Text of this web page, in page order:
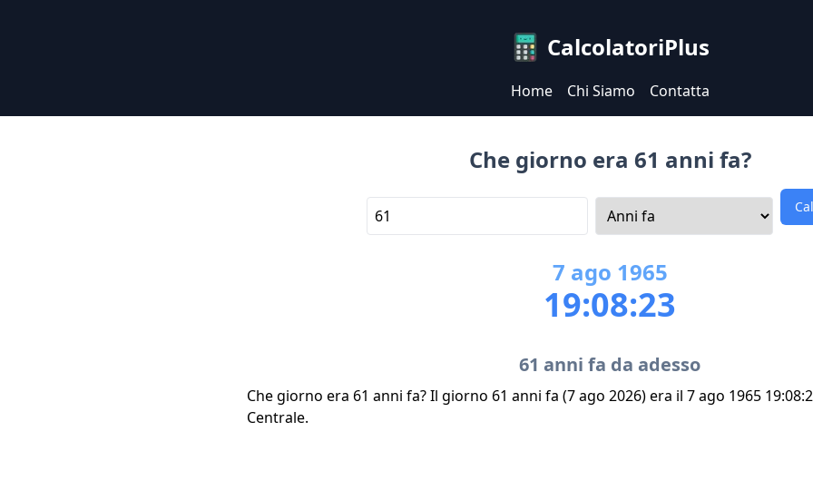
CalcolatoriPlus
Home Chi Siamo Contatta
Che giorno era 61 anni fa?
7 ago 1965
19:08:23
61 anni fa da adesso
Che giorno era 61 anni fa? Il giorno 61 anni fa (7 ago 2026) era il 7 ago 1965
Centrale.